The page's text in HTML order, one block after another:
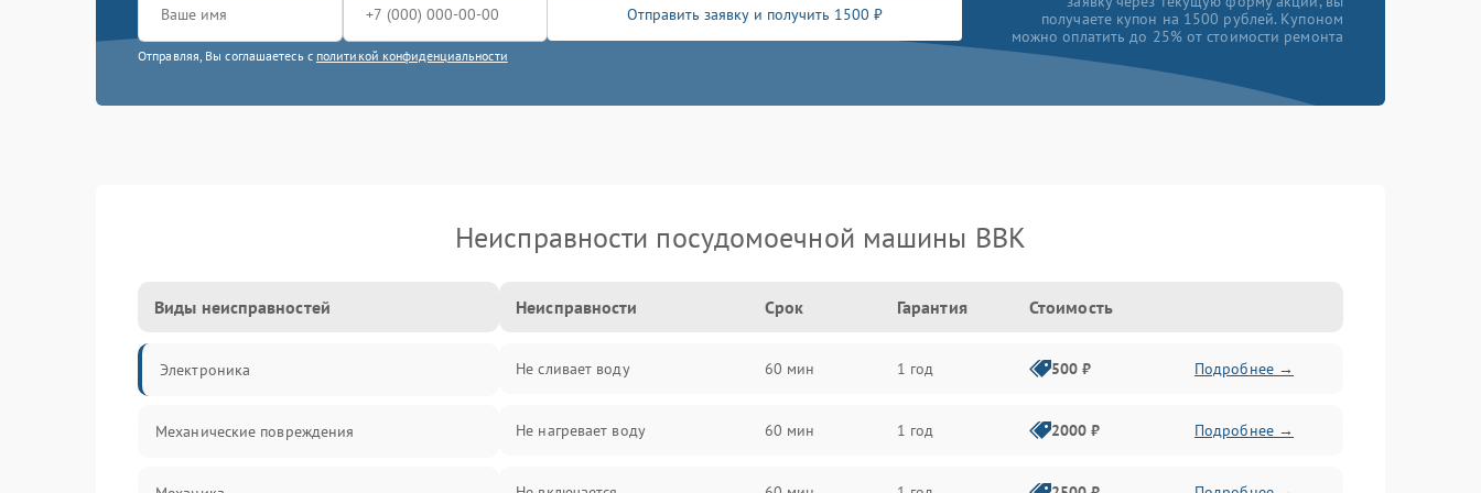
Отправить заявку и получить 1500 ₽
Отправляя, Вы соглашаетесь с политикой конфиденциальности
получаете купон на 1500 рублей. Купоном
можно оплатить до 25% от стоимости ремонта
Неисправности посудомоечной машины BBK
Виды неисправностей
Электроника
Механические повреждения
Неисправности Срок Гарантия Стоимость
Не сливает воду 60 мин 1 год 500 ₽ Подробнее →
Не нагревает воду 60 мин 1 год 2000 ₽ Подробнее →